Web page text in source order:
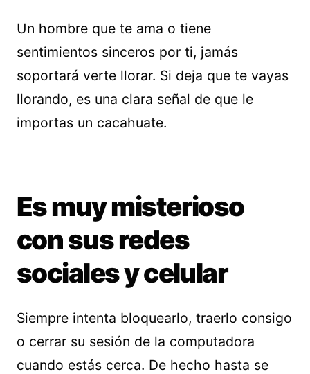
Un hombre que te ama o tiene
sentimientos sinceros por ti, jamás
soportará verte llorar. Si deja que te vayas
llorando, es una clara señal de que le
importas un cacahuate.
Es muy misterioso
con sus redes
sociales y celular
Siempre intenta bloquearlo, traerlo consigo
o cerrar su sesión de la computadora
cuando estás cerca. De hecho hasta se